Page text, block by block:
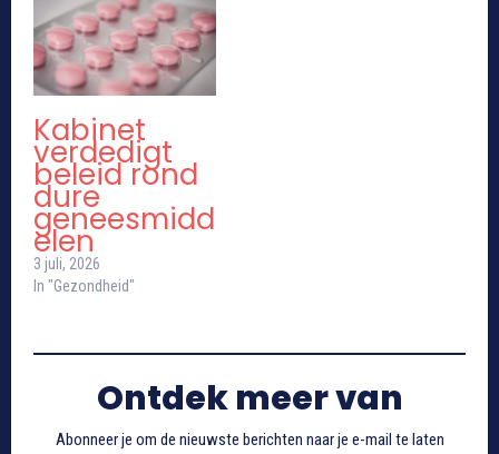
Kabinet
verdedigt
beleid rond
dure
geneesmidd
elen
3 juli, 2026
In "Gezondheid"
Ontdek meer van
Abonneer je om de nieuwste berichten naar je e-mail te laten